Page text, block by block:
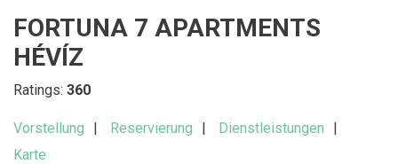
FORTUNA 7 APARTMENTS
HÉVÍZ
Ratings: 360
Vorstellung Reservierung
Dienstleistungen
Karte